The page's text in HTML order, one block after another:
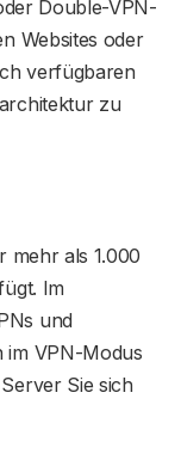
Double-VPN-
Websites oder
verfügbaren
zu
mehr als 1.000
Im
und
im VPN-Modus
Sie sich